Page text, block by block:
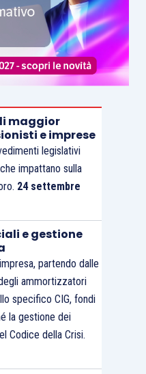
maggior
e imprese
legislativi
impattano sulla
24 settembre
e gestione
partendo dalle
ammortizzatori
specifico CIG, fondi
la gestione dei
Codice della Crisi.